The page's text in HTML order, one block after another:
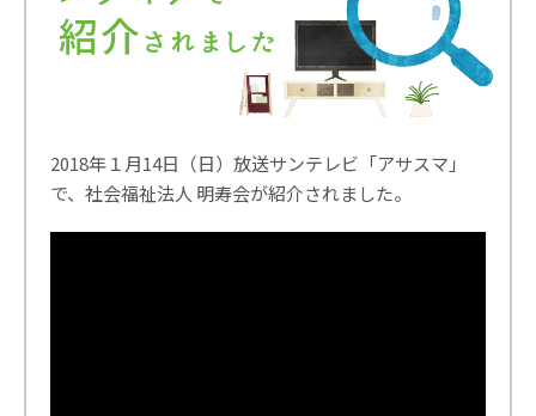
2018年１月14日（日）放送サンテレビ「アサスマ」
で、社会福祉法人 明寿会が紹介されました。